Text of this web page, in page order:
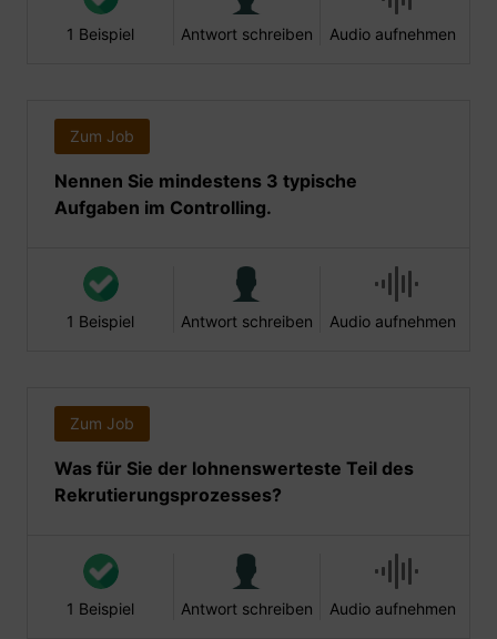
1 Beispiel Antwort schreiben Audio aufnehmen
Zum Job
Nennen Sie mindestens 3 typische
Aufgaben im Controlling.
1 Beispiel Antwort schreiben Audio aufnehmen
Zum Job
Was für Sie der lohnenswerteste Teil des
Rekrutierungsprozesses?
1 Beispiel Antwort schreiben Audio aufnehmen